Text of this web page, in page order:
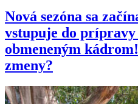
Nová sezóna sa
vstupuje do prípravy
obmeneným
zmeny?